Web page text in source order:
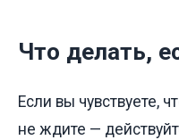
Что делать,
Если вы чувствуете,
не ждите —